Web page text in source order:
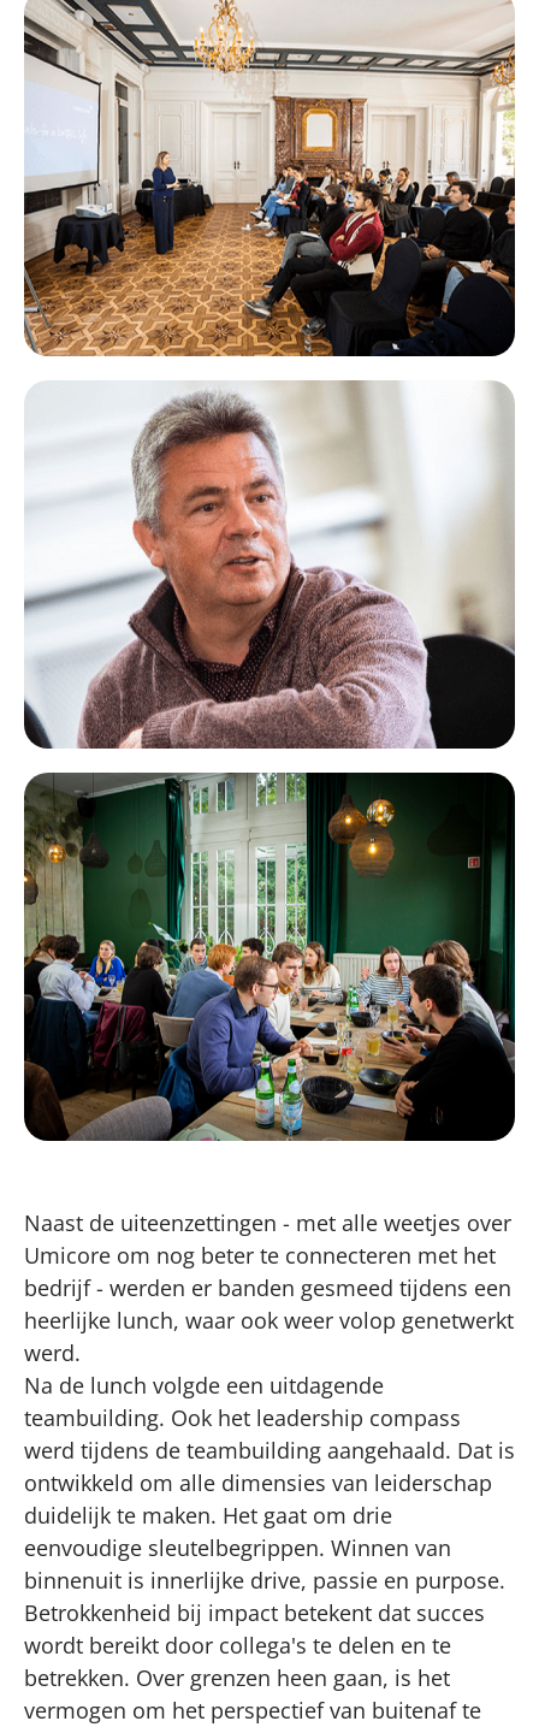
Naast de uiteenzettingen - met alle weetjes over
Umicore om nog beter te connecteren met het
bedrijf - werden er banden gesmeed tijdens een
heerlijke lunch, waar ook weer volop genetwerkt
werd.
Na de lunch volgde een uitdagende
teambuilding. Ook het leadership compass
werd tijdens de teambuilding aangehaald. Dat is
ontwikkeld om alle dimensies van leiderschap
duidelijk te maken. Het gaat om drie
eenvoudige sleutelbegrippen. Winnen van
binnenuit is innerlijke drive, passie en purpose.
Betrokkenheid bij impact betekent dat succes
wordt bereikt door collega's te delen en te
betrekken. Over grenzen heen gaan, is het
vermogen om het perspectief van buitenaf te